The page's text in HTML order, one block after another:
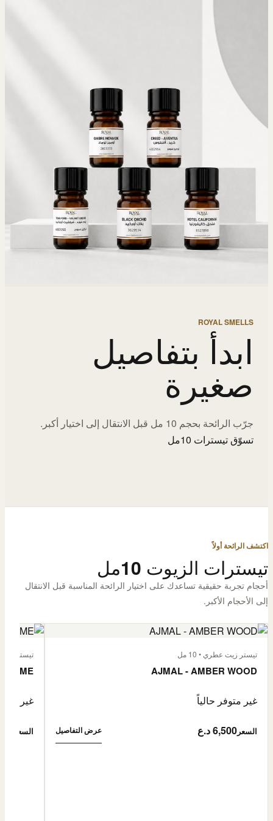
ROYAL SMELLS
ابدأ بتفاصيل
صغيرة
جرّب الرائحة بحجم 10 مل قبل الانتقال إلى اختيار أكبر.
تسوّق تيسترات 10مل
اكتشف الرائحة أولاً
تيسترات الزيوت 10مل
أحجام تجربة حقيقية تساعدك على اختيار الرائحة المناسبة قبل الانتقال
إلى الأحجام الأكبر.
تيستر زيت عطري • 10 مل
AJMAL - AMBER WOOD
غير متوفر حالياً
السعر 6,500 د.ع عرض التفاصيل
تيستر زيت
غير
السعر